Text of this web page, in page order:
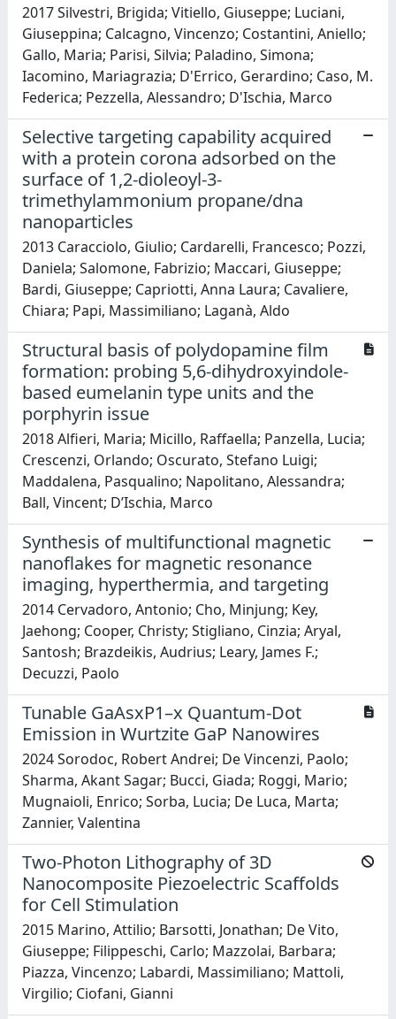
2017 Silvestri, Brigida; Vitiello, Giuseppe; Luciani,
Giuseppina; Calcagno, Vincenzo; Costantini, Aniello;
Gallo, Maria; Parisi, Silvia; Paladino, Simona;
Iacomino, Mariagrazia; D'Errico, Gerardino; Caso, M.
Federica; Pezzella, Alessandro; D'Ischia, Marco
Selective targeting capability acquired
with a protein corona adsorbed on the
surface of 1,2-dioleoyl-3-
trimethylammonium propane/dna
nanoparticles
2013 Caracciolo, Giulio; Cardarelli, Francesco; Pozzi,
Daniela; Salomone, Fabrizio; Maccari, Giuseppe;
Bardi, Giuseppe; Capriotti, Anna Laura; Cavaliere,
Chiara; Papi, Massimiliano; Laganà, Aldo
Structural basis of polydopamine film
formation: probing 5,6-dihydroxyindole-
based eumelanin type units and the
porphyrin issue
2018 Alfieri, Maria; Micillo, Raffaella; Panzella, Lucia;
Crescenzi, Orlando; Oscurato, Stefano Luigi;
Maddalena, Pasqualino; Napolitano, Alessandra;
Ball, Vincent; D’Ischia, Marco
Synthesis of multifunctional magnetic
nanoflakes for magnetic resonance
imaging, hyperthermia, and targeting
2014 Cervadoro, Antonio; Cho, Minjung; Key,
Jaehong; Cooper, Christy; Stigliano, Cinzia; Aryal,
Santosh; Brazdeikis, Audrius; Leary, James F.;
Decuzzi, Paolo
Tunable GaAsxP1–x Quantum-Dot
Emission in Wurtzite GaP Nanowires
2024 Sorodoc, Robert Andrei; De Vincenzi, Paolo;
Sharma, Akant Sagar; Bucci, Giada; Roggi, Mario;
Mugnaioli, Enrico; Sorba, Lucia; De Luca, Marta;
Zannier, Valentina
Two-Photon Lithography of 3D
Nanocomposite Piezoelectric Scaffolds
for Cell Stimulation
2015 Marino, Attilio; Barsotti, Jonathan; De Vito,
Giuseppe; Filippeschi, Carlo; Mazzolai, Barbara;
Piazza, Vincenzo; Labardi, Massimiliano; Mattoli,
Virgilio; Ciofani, Gianni